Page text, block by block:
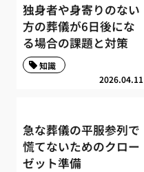
独身者や身寄りのない
方の葬儀が6日後にな
る場合の課題と対策
2026.04.11
知識
急な葬儀の平服参列で
慌てないためのクロー
ゼット準備